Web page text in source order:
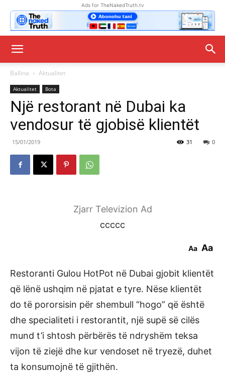
Ads for TheNakedTruth.tv
Ballina Aktualitet
Aktualitet Bota
Një restorant në Dubai ka
vendosur të gjobisë klientët
15/01/2019 0
31
Zjarr Televizion Ad
ccccc
Aa Aa
Restoranti Gulou HotPot në Dubai gjobit klientët
që lënë ushqim në pjatat e tyre. Nëse klientët
do të pororsisin për shembull “hogo” që është
dhe specialiteti i restorantit, një supë së cilës
mund t’i shtosh përbërës të ndryshëm teksa
vijon të ziejë dhe kur vendoset në tryezë, duhet
ta konsumojnë të gjithën.